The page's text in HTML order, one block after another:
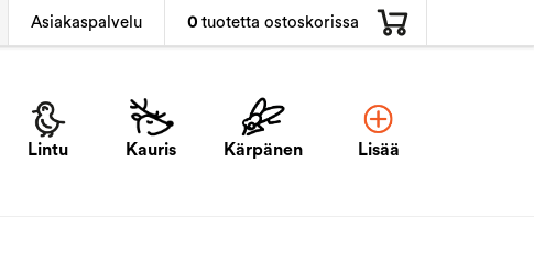
Asiakaspalvelu 0 tuotetta ostoskorissa
Lintu Kauris Kärpänen Lisää